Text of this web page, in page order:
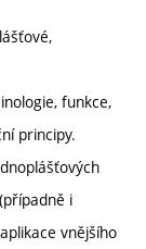
funkce,
principy.
i
vnějšího